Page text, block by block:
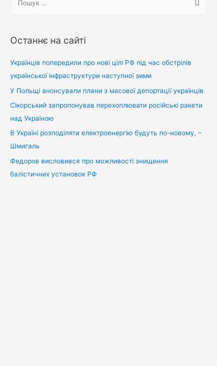
(відео)
у
:
Останнє на сайті
Українців попередили про нові цілі РФ під час обстрілів
української інфраструктури наступної зими
У Польщі анонсували плани з масової депортації українців
Сікорський запропонував перехоплювати російські ракети
над Україною
В Україні розподіляти електроенергію будуть по-новому, –
Шмигаль
Федоров висловився про можливості знищення
балістичних установок РФ